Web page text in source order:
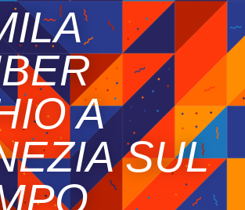
A
SUL